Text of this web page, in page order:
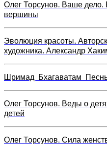
Олег Торсунов. Ваше дело.
вершины
Эволюция красоты.
художника. Александр
Шримад Бхагаватам
Олег Торсунов. Веды о
детей
Олег Торсунов. Сила